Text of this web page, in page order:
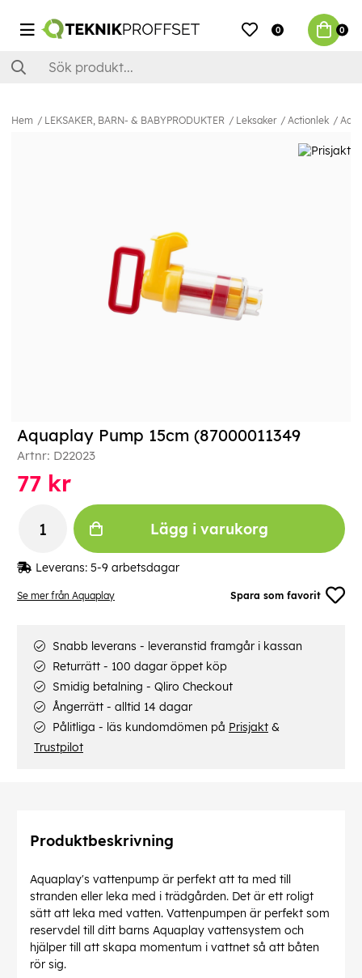
0 0
Hem LEKSAKER, BARN- & BABYPRODUKTER Leksaker Actionlek
Se mer från Aquaplay Spara som favorit
Aquaplay Pump 15cm (87000011349
Artnr: D22023
77 kr
Lägg i varukorg
Leverans: 5-9 arbetsdagar
Snabb leverans - leveranstid framgår i kassan
Returrätt - 100 dagar öppet köp
Smidig betalning - Qliro Checkout
Ångerrätt - alltid 14 dagar
Pålitliga - läs kundomdömen på Prisjakt &
Trustpilot
Produktbeskrivning
Aquaplay's vattenpump är perfekt att ta med till
stranden eller leka med i trädgården. Det är ett roligt
sätt att leka med vatten. Vattenpumpen är perfekt som
reservdel till ditt barns Aquaplay vattensystem och
hjälper till att skapa momentum i vattnet så att båten
rör sig.